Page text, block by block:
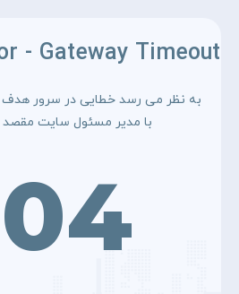
- Gateway Timeout
به نظر می رسد خطایی در سرور هدف
با مدیر مسئول سایت مقصد